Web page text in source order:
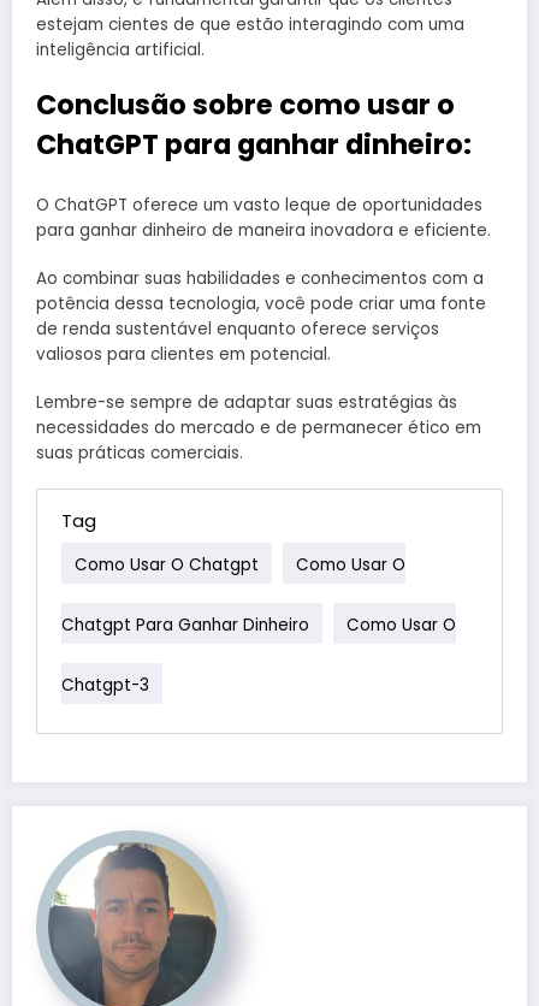
estejam cientes de que estão interagindo com uma
inteligência artificial.
Conclusão sobre como usar o
ChatGPT para ganhar dinheiro:
O ChatGPT oferece um vasto leque de oportunidades
para ganhar dinheiro de maneira inovadora e eficiente.
Ao combinar suas habilidades e conhecimentos com a
potência dessa tecnologia, você pode criar uma fonte
de renda sustentável enquanto oferece serviços
valiosos para clientes em potencial.
Lembre-se sempre de adaptar suas estratégias às
necessidades do mercado e de permanecer ético em
suas práticas comerciais.
Tag
Como Usar O Chatgpt Como Usar O
Chatgpt Para Ganhar Dinheiro Como Usar O
Chatgpt-3